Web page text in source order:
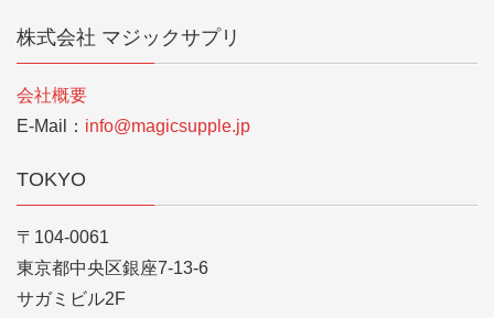
株式会社 マジックサプリ
会社概要
E-Mail： info@magicsupple.jp
TOKYO
〒104-0061
東京都中央区銀座7-13-6
サガミビル2F